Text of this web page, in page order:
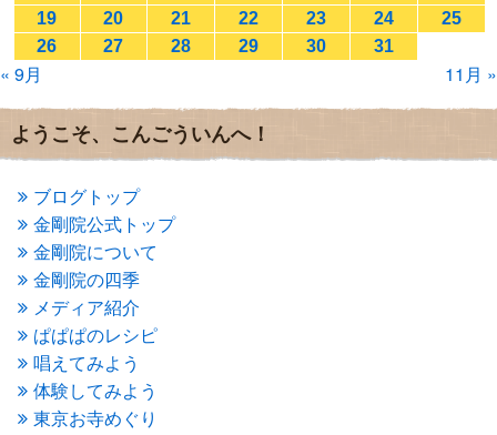
2017年1月(2)
2016年12月(4)
2016年11月(3)
2016年10月
2016年8月
2016年7月
(3)
2016年5月(3)
2016年4月
(4)
2016年3月 (4)
2016年2月 (5)
2016年1月(3)
2015年12月(6)
2015年11月 (4)
2015年10月
(4)
2015年9月(3)
2015年8月(4)
2015年7月(4)
19 20 21 22 23 24
25
26
27 28 29 30 31
« 9月 11月 »
ようこそ、こんごういんへ！
ブログトップ
金剛院公式トップ
金剛院について
金剛院の四季
メディア紹介
ぱぱぱのレシピ
唱えてみよう
体験してみよう
東京お寺めぐり